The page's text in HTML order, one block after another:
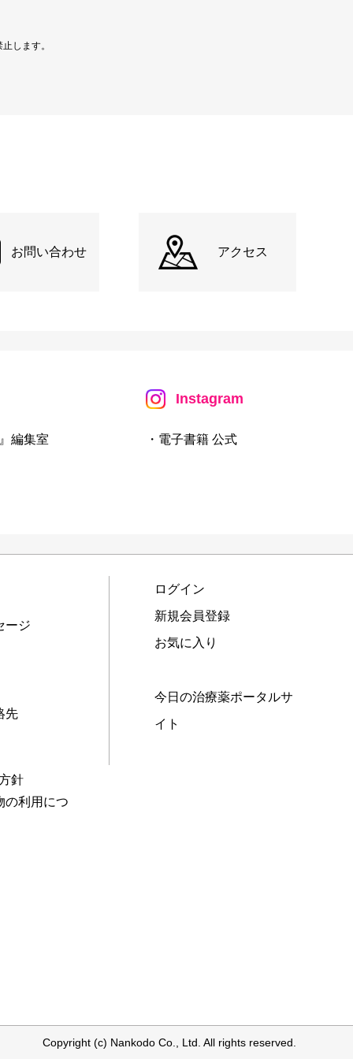
します。
お問い合わせ アクセス
編集室
Instagram
・電子書籍 公式
ージ
先
針
の利用につ
ログイン
新規会員登録
お気に入り
今日の治療薬ポータルサ
イト
Copyright (c) Nankodo Co., Ltd. All rights reserved.